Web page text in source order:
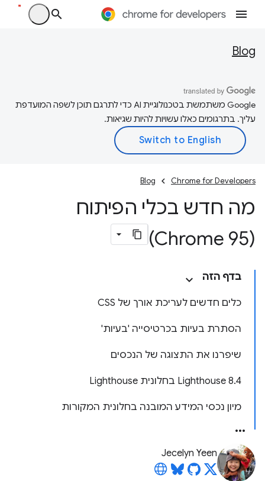
Blog
‫Google משתמשת בטכנולוגיית AI כדי לתרגם תוכן לשפה המועדפת
עליך. בתרגומים כאלו עשויות להיות שגיאות.
Chrome for Developers
Blog
מה חדש בכלי הפיתוח
(Chrome 95)
בדף הזה
כלים חדשים לעריכת אורך של CSS
הסתרת בעיות בכרטיסייה 'בעיות'
שיפרנו את התצוגה של הנכסים
‫Lighthouse 8.4 בחלונית Lighthouse
מיון נכסי המידע המובנה בחלונית המקורות
Jecelyn Yeen